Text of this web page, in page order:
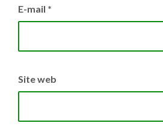
E-mail *
Site web